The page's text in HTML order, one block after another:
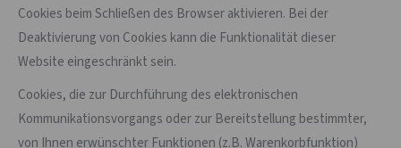
Cookies beim Schließen des Browser aktivieren. Bei der
Deaktivierung von Cookies kann die Funktionalität dieser
Website eingeschränkt sein.
Cookies, die zur Durchführung des elektronischen
Kommunikationsvorgangs oder zur Bereitstellung bestimmter,
von Ihnen erwünschter Funktionen (z.B. Warenkorbfunktion)